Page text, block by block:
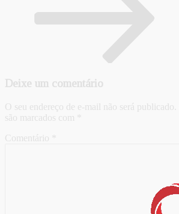
Deixe um comentário
O seu endereço de e-mail não será publicado.
são marcados com
Comentário